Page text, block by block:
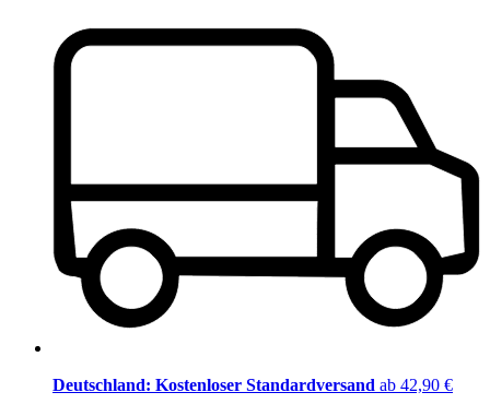
Deutschland: Kostenloser Standardversand ab 42,90 €